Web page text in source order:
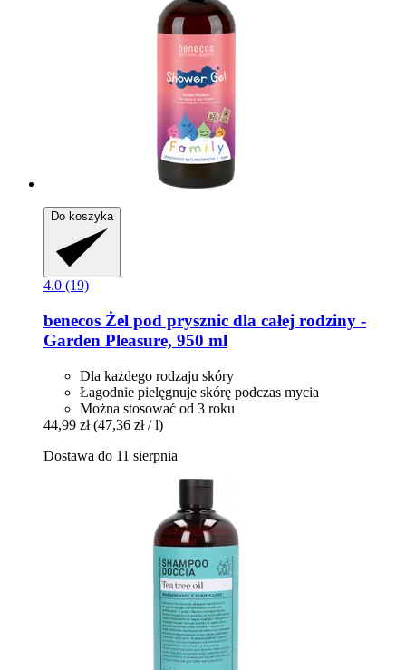
Do koszyka
4.0 (19)
benecos Żel pod prysznic dla całej rodziny -​
Garden Pleasure, 950 ml
Dla każdego rodzaju skóry
Łagodnie pielęgnuje skórę podczas mycia
Można stosować od 3 roku
44,99 zł (47,36 zł / l)
Dostawa do 11 sierpnia